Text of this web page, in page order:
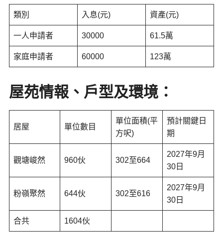
類別 入息(元) 資產(元)
一人申請者 30000 61.5萬
家庭申請者 60000 123萬
屋苑情報、戶型及環境：
居屋 單位數目
單位面積(平
方呎)
預計關鍵日
期
觀塘峻然 960伙 302至664
2027年9月
30日
粉嶺聚然 644伙 302至616
2027年9月
30日
合共 1604伙